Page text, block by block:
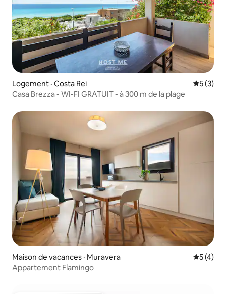
Logement · Costa Rei Note
5 (3)
Casa Brezza - WI-FI GRATUIT - à 300 m de la plage
Maison de vacances · Muravera Note
5 (4)
Appartement Flamingo